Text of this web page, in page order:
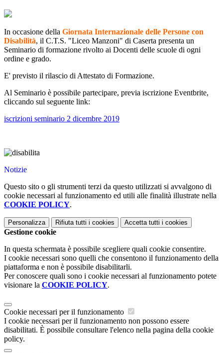
In occasione della Giornata Internazionale delle Persone con
Disabilità, il C.T.S. "Liceo Manzoni" di Caserta presenta un
Seminario di formazione rivolto ai Docenti delle scuole di ogni
ordine e grado.
E' previsto il rilascio di Attestato di Formazione.
Al Seminario è possibile partecipare, previa iscrizione Eventbrite,
cliccando sul seguente link:
iscrizioni seminario 2 dicembre 2019
Notizie
Questo sito o gli strumenti terzi da questo utilizzati si avvalgono di
cookie necessari al funzionamento ed utili alle finalità illustrate nella
COOKIE POLICY.
Personalizza Rifiuta tutti i cookies Accetta tutti i cookies
Gestione cookie
In questa schermata è possibile scegliere quali cookie consentire.
I cookie necessari sono quelli che consentono il funzionamento della
piattaforma e non è possibile disabilitarli.
Per conoscere quali sono i cookie necessari al funzionamento potete
visionare la COOKIE POLICY.
Cookie necessari per il funzionamento
I cookie necessari per il funzionamento non possono essere
disabilitati. È possibile consultare l'elenco nella pagina della cookie
policy.